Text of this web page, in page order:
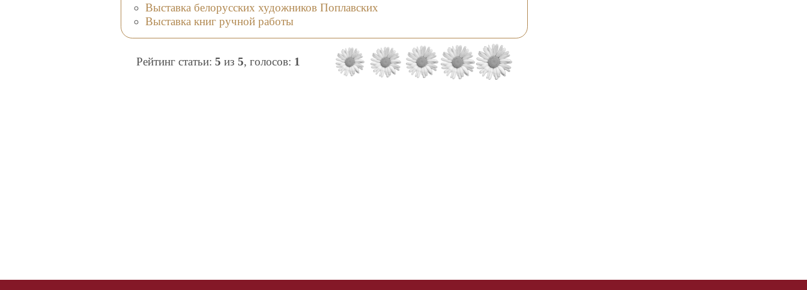
Выставка белорусских художников Поплавских
Выставка книг ручной работы
Рейтинг статьи:5 из5, голосов: 1